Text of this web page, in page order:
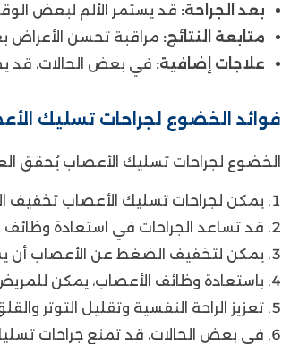
بعد الجراحة: قد يستمر الألم لبعض
متابعة النتائج: مراقبة تحسن الأعراض
علاجات إضافية: في بعض الحالات، قد
فوائد الخضوع لجراحات تسليك
الخضوع لجراحات تسليك الأعصاب يُحقق
يمكن لجراحات تسليك الأعصاب تخفيف
قد تساعد الجراحات في استعادة وظائف
يمكن لتخفيف الضغط عن الأعصاب أن
باستعادة وظائف الأعصاب، يمكن
تعزيز الراحة النفسية وتقليل التوتر
في بعض الحالات، قد تمنع جراحات